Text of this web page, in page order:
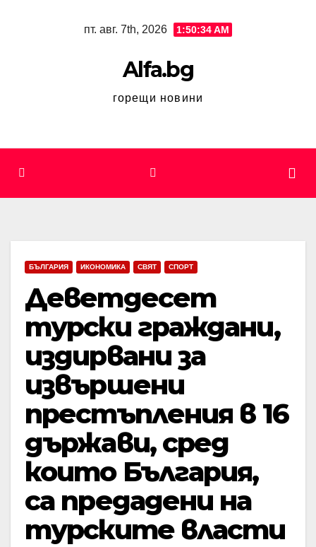
пт. авг. 7th, 2026 1:50:34 AM
Alfa.bg
горещи новини
БЪЛГАРИЯ ИКОНОМИКА СВЯТ СПОРТ
Деветдесет
турски граждани,
издирвани за
извършени
престъпления в 16
държави, сред
които България,
са предадени на
турските власти